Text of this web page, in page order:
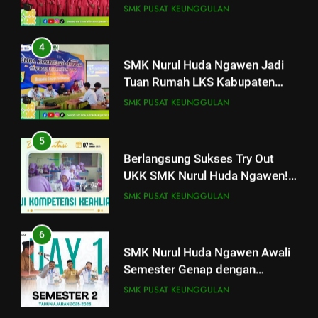
Siswa
2
Khurmat Haul ke-2 KH Kholil
Syarqowi Lengkong Melalui
Istighotsah Bersama
SMK PUSAT KEUNGGULAN
3
Huda Ngawen di LKS Teknik
Sepeda Motor Kabupaten Blora
2026
SMK PUSAT KEUNGGULAN
4
Tuan Rumah LKS Kabupaten
Blora Bidang Graphic Design
Technology
SMK PUSAT KEUNGGULAN
5
2026
4
SMK Nurul Huda Ngawen Jadi
Tuan Rumah LKS Kabupaten
Blora Bidang Graphic Design
Technology
5
Berlangsung Sukses Try Out
UKK SMK Nurul Huda Ngawen!
Siswa Siap Hadapi UKK Januari
2026
6
SMK Nurul Huda Ngawen Awali
Semester Genap dengan
Semangat dan Prestasi Baru